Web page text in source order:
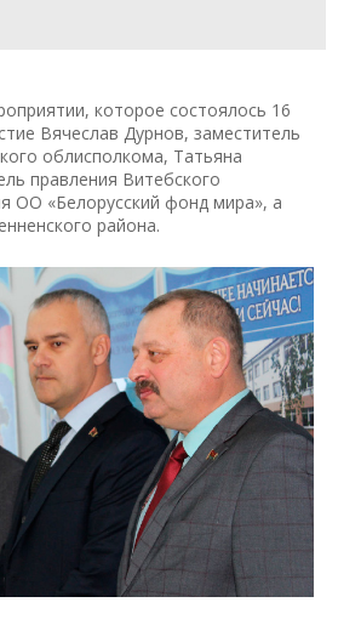
которое состоялось 16
Вячеслав Дурнов, заместитель
облисполкома, Татьяна
правления Витебского
ОО «Белорусский фонд мира», а
района.